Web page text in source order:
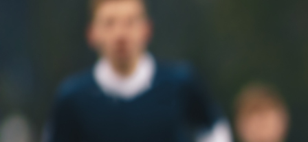
10:13, 31.08.2025
Razvoj snage, brzine i otpornosti za
djecu 9+: Zašto najbolji treneri
preporučuju KINERA